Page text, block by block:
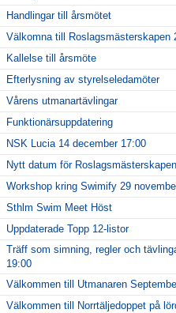
Handlingar till årsmötet
Välkomna till Roslagsmästerskapen
Kallelse till årsmöte
Efterlysning av styrelseledamöter
Vårens utmanartävlingar
Funktionärsuppdatering
NSK Lucia 14 december 17:00
Nytt datum för Roslagsmästerskapen
Workshop kring Swimify 29
Sthlm Swim Meet Höst
Uppdaterade Topp 12-listor
Träff som simning, regler och
19:00
Välkommen till Utmanaren
Välkommen till Norrtäljedoppet på